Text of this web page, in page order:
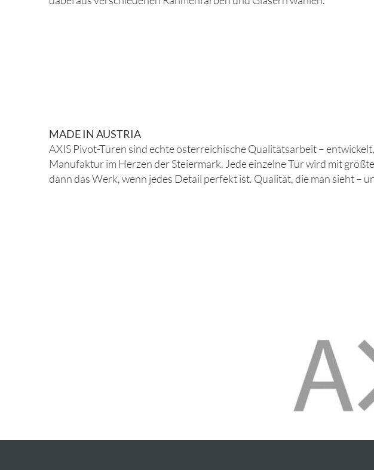
MADE IN AUSTRIA
AXIS Pivot-Türen sind echte österreichische Qualitätsarbeit –
Manufaktur im Herzen der Steiermark. Jede einzelne Tür wird mit
dann das Werk, wenn jedes Detail perfekt ist. Qualität, die man sieht –